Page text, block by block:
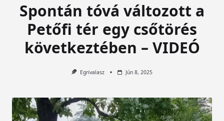
Spontán tóvá változott a
Petőfi tér egy csőtörés
következtében – VIDEÓ
Egrivalasz Jún 8, 2025